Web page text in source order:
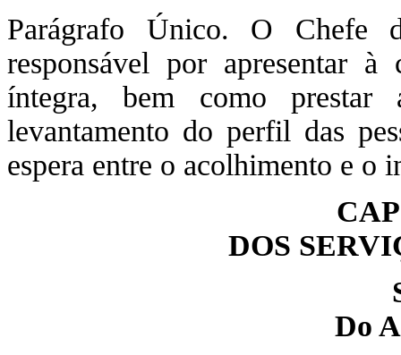
Parágrafo Único. O Chefe
responsável por apresentar
íntegra, bem como prestar
levantamento do perfil das
espera entre o acolhimento e o
DOS
Do